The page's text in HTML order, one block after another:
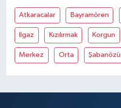
Atkaracalar Bayramören
Ilgaz Kızılırmak Korgun
Merkez Orta Şabanözü